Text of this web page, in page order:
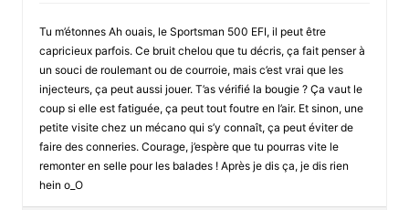
Tu m’étonnes Ah ouais, le Sportsman 500 EFI, il peut être
capricieux parfois. Ce bruit chelou que tu décris, ça fait penser à
un souci de roulemant ou de courroie, mais c’est vrai que les
injecteurs, ça peut aussi jouer. T’as vérifié la bougie ? Ça vaut le
coup si elle est fatiguée, ça peut tout foutre en l’air. Et sinon, une
petite visite chez un mécano qui s’y connaît, ça peut éviter de
faire des conneries. Courage, j’espère que tu pourras vite le
remonter en selle pour les balades ! Après je dis ça, je dis rien
hein o_O